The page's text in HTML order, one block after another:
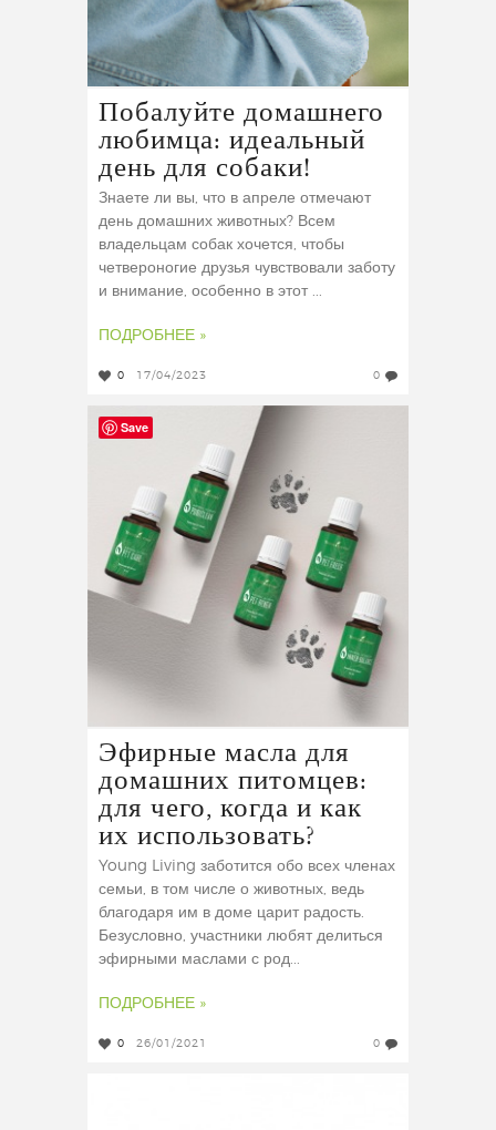
Побалуйте домашнего
любимца: идеальный
день для собаки!
Знаете ли вы, что в апреле отмечают
день домашних животных? Всем
владельцам собак хочется, чтобы
четвероногие друзья чувствовали заботу
и внимание, особенно в этот ...
ПОДРОБНЕЕ »
0 17/04/2023 0
Эфирные масла для
домашних питомцев:
для чего, когда и как
их использовать?
Young Living заботится обо всех членах
семьи, в том числе о животных, ведь
благодаря им в доме царит радость.
Безусловно, участники любят делиться
эфирными маслами с род...
ПОДРОБНЕЕ »
0 26/01/2021 0
Save